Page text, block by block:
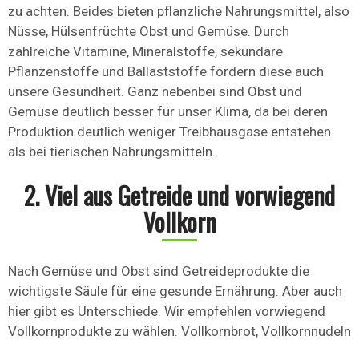
zu achten. Beides bieten pflanzliche Nahrungsmittel, also
Nüsse, Hülsenfrüchte Obst und Gemüse. Durch
zahlreiche Vitamine, Mineralstoffe, sekundäre
Pflanzenstoffe und Ballaststoffe fördern diese auch
unsere Gesundheit. Ganz nebenbei sind Obst und
Gemüse deutlich besser für unser Klima, da bei deren
Produktion deutlich weniger Treibhausgase entstehen
als bei tierischen Nahrungsmitteln.
2. Viel aus Getreide und vorwiegend
Vollkorn
Nach Gemüse und Obst sind Getreideprodukte die
wichtigste Säule für eine gesunde Ernährung. Aber auch
hier gibt es Unterschiede. Wir empfehlen vorwiegend
Vollkornprodukte zu wählen. Vollkornbrot, Vollkornnudeln